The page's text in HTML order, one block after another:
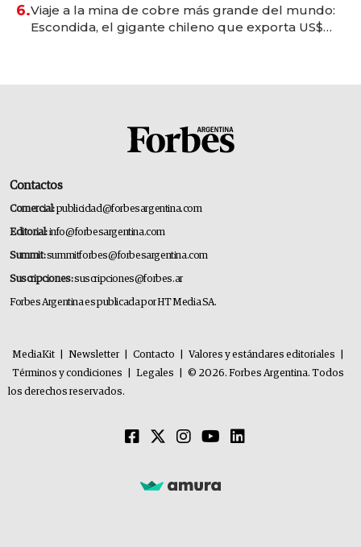
6.Viaje a la mina de cobre más grande del mundo:
Escondida, el gigante chileno que exporta US$
Contactos
Comercial:publicidad@forbesargentina.com
Editorial:info@forbesargentina.com
Summit:summitforbes@forbesargentina.com
Suscripciones:suscripciones@forbes.ar
Forbes Argentina es publicada por HT Media SA.
MediaKit Newsletter Contacto Valores y estándares editoriales
Términos y condiciones
Legales
© 2026. Forbes Argentina. Todos
los derechos reservados.